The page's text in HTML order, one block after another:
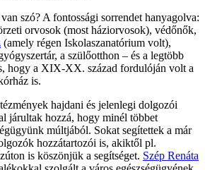
szó? A fontossági sorrendet hanyagolva:
orvosok (most háziorvosok), védőnők,
(amely régen Iskolaszanatórium volt),
a szülőotthon – és a legtöbb
hogy a XIX-XX. század fordulóján volt a
is.
hajdani és jelenlegi dolgozói
járultak hozzá, hogy minél többet
múltjából. Sokat segítettek a már
hozzátartozói is, akiktől pl.
is köszönjük a segítséget. Szép Renáta